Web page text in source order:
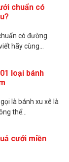
chuẩn có
có đường
hãy cùng...
loại bánh
là bánh xu xê là
thể...
cưới miền